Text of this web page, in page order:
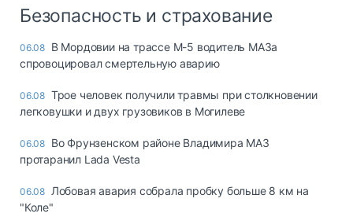
Безопасность и страхование
06.08 В Мордовии на трассе М-5 водитель МАЗа
спровоцировал смертельную аварию
06.08 Трое человек получили травмы при столкновении
легковушки и двух грузовиков в Могилеве
06.08 Во Фрунзенском районе Владимира МАЗ
протаранил Lada Vesta
06.08 Лобовая авария собрала пробку больше 8 км на
"Коле"